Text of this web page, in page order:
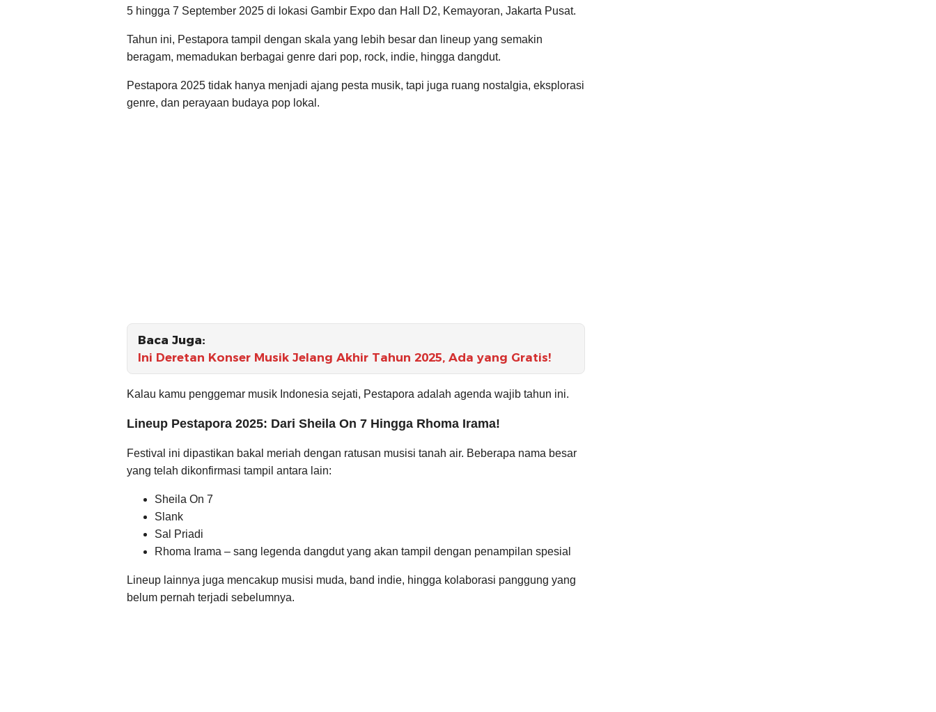
5 hingga 7 September 2025 di lokasi Gambir Expo dan Hall D2, Kemayoran, Jakarta Pusat.
Tahun ini, Pestapora tampil dengan skala yang lebih besar dan lineup yang semakin
beragam, memadukan berbagai genre dari pop, rock, indie, hingga dangdut.
Pestapora 2025 tidak hanya menjadi ajang pesta musik, tapi juga ruang nostalgia, eksplorasi
genre, dan perayaan budaya pop lokal.
Baca Juga:
Ini Deretan Konser Musik Jelang Akhir Tahun 2025, Ada yang Gratis!
Kalau kamu penggemar musik Indonesia sejati, Pestapora adalah agenda wajib tahun ini.
Lineup Pestapora 2025: Dari Sheila On 7 Hingga Rhoma Irama!
Festival ini dipastikan bakal meriah dengan ratusan musisi tanah air. Beberapa nama besar
yang telah dikonfirmasi tampil antara lain:
Sheila On 7
Slank
Sal Priadi
Rhoma Irama – sang legenda dangdut yang akan tampil dengan penampilan spesial
Lineup lainnya juga mencakup musisi muda, band indie, hingga kolaborasi panggung yang
belum pernah terjadi sebelumnya.